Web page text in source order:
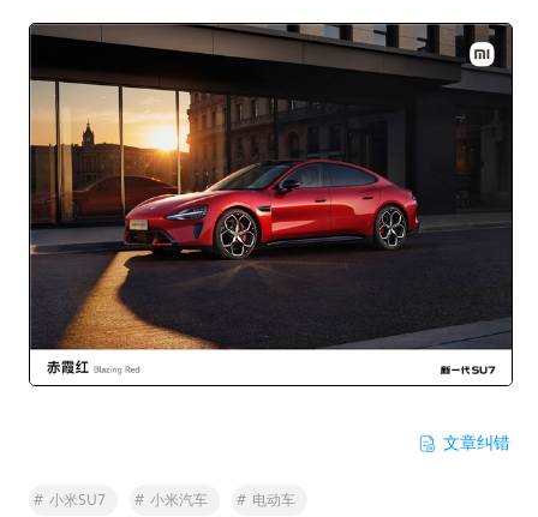
文章纠错
# 小米SU7 # 小米汽车 # 电动车